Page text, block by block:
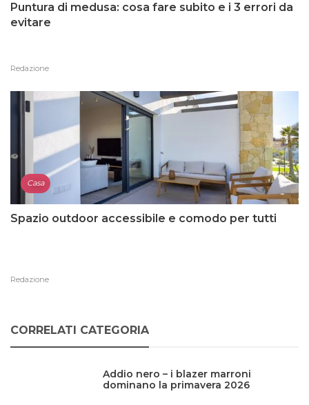
Puntura di medusa: cosa fare subito e i 3 errori da
evitare
Redazione
Casa
Spazio outdoor accessibile e comodo per tutti
Redazione
CORRELATI CATEGORIA
Addio nero – i blazer marroni
dominano la primavera 2026